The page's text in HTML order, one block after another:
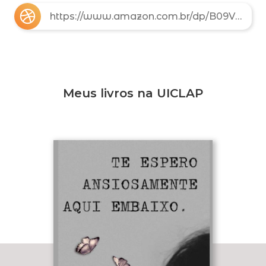
https://www.amazon.com.br/dp/B09V1MKG4F
Meus livros na UICLAP